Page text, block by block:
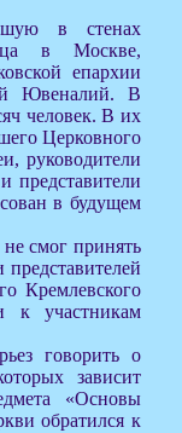
в стенах
в Москве,
епархии
Ювеналий. В
человек. В их
Церковного
руководители
представители
в будущем
смог принять
Кремлевского
к участникам
говорить о
зависит
«Основы
обратился к